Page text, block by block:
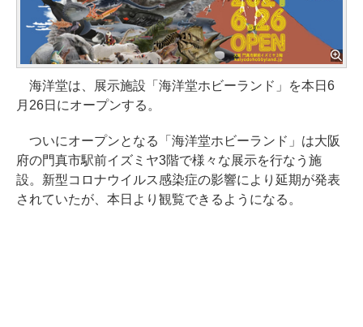
海洋堂は、展示施設「海洋堂ホビーランド」を本日6
月26日にオープンする。
ついにオープンとなる「海洋堂ホビーランド」は大阪
府の門真市駅前イズミヤ3階で様々な展示を行なう施
設。新型コロナウイルス感染症の影響により延期が発表
されていたが、本日より観覧できるようになる。